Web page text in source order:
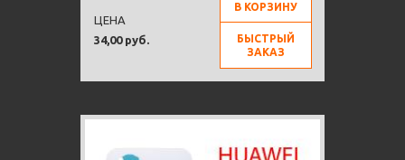
34,00 руб.
ЦЕНА
В КОРЗИНУ
БЫСТРЫЙ
ЗАКАЗ